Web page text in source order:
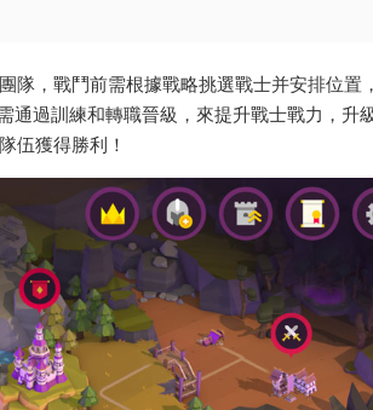
隊，戰鬥前需根據戰略挑選戰士并安排位置
過訓練和轉職晉級，來提升戰士戰力，升
伍獲得勝利！